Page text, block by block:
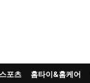
포츠 홈타이&홈케어